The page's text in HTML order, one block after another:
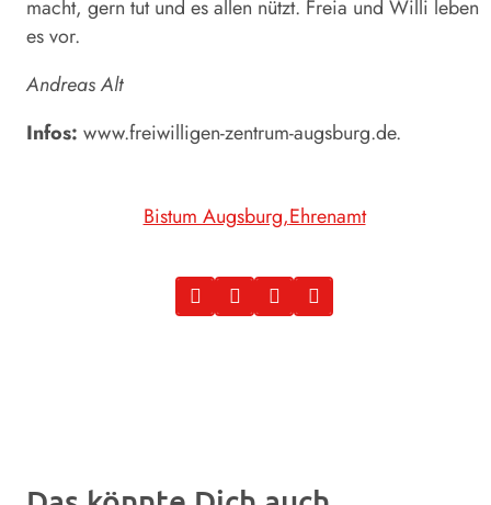
macht, gern tut und es allen nützt. Freia und Willi leben
es vor.
Andreas Alt
Infos: www.freiwilligen-zentrum-augsburg.de.
Bistum Augsburg Ehrenamt